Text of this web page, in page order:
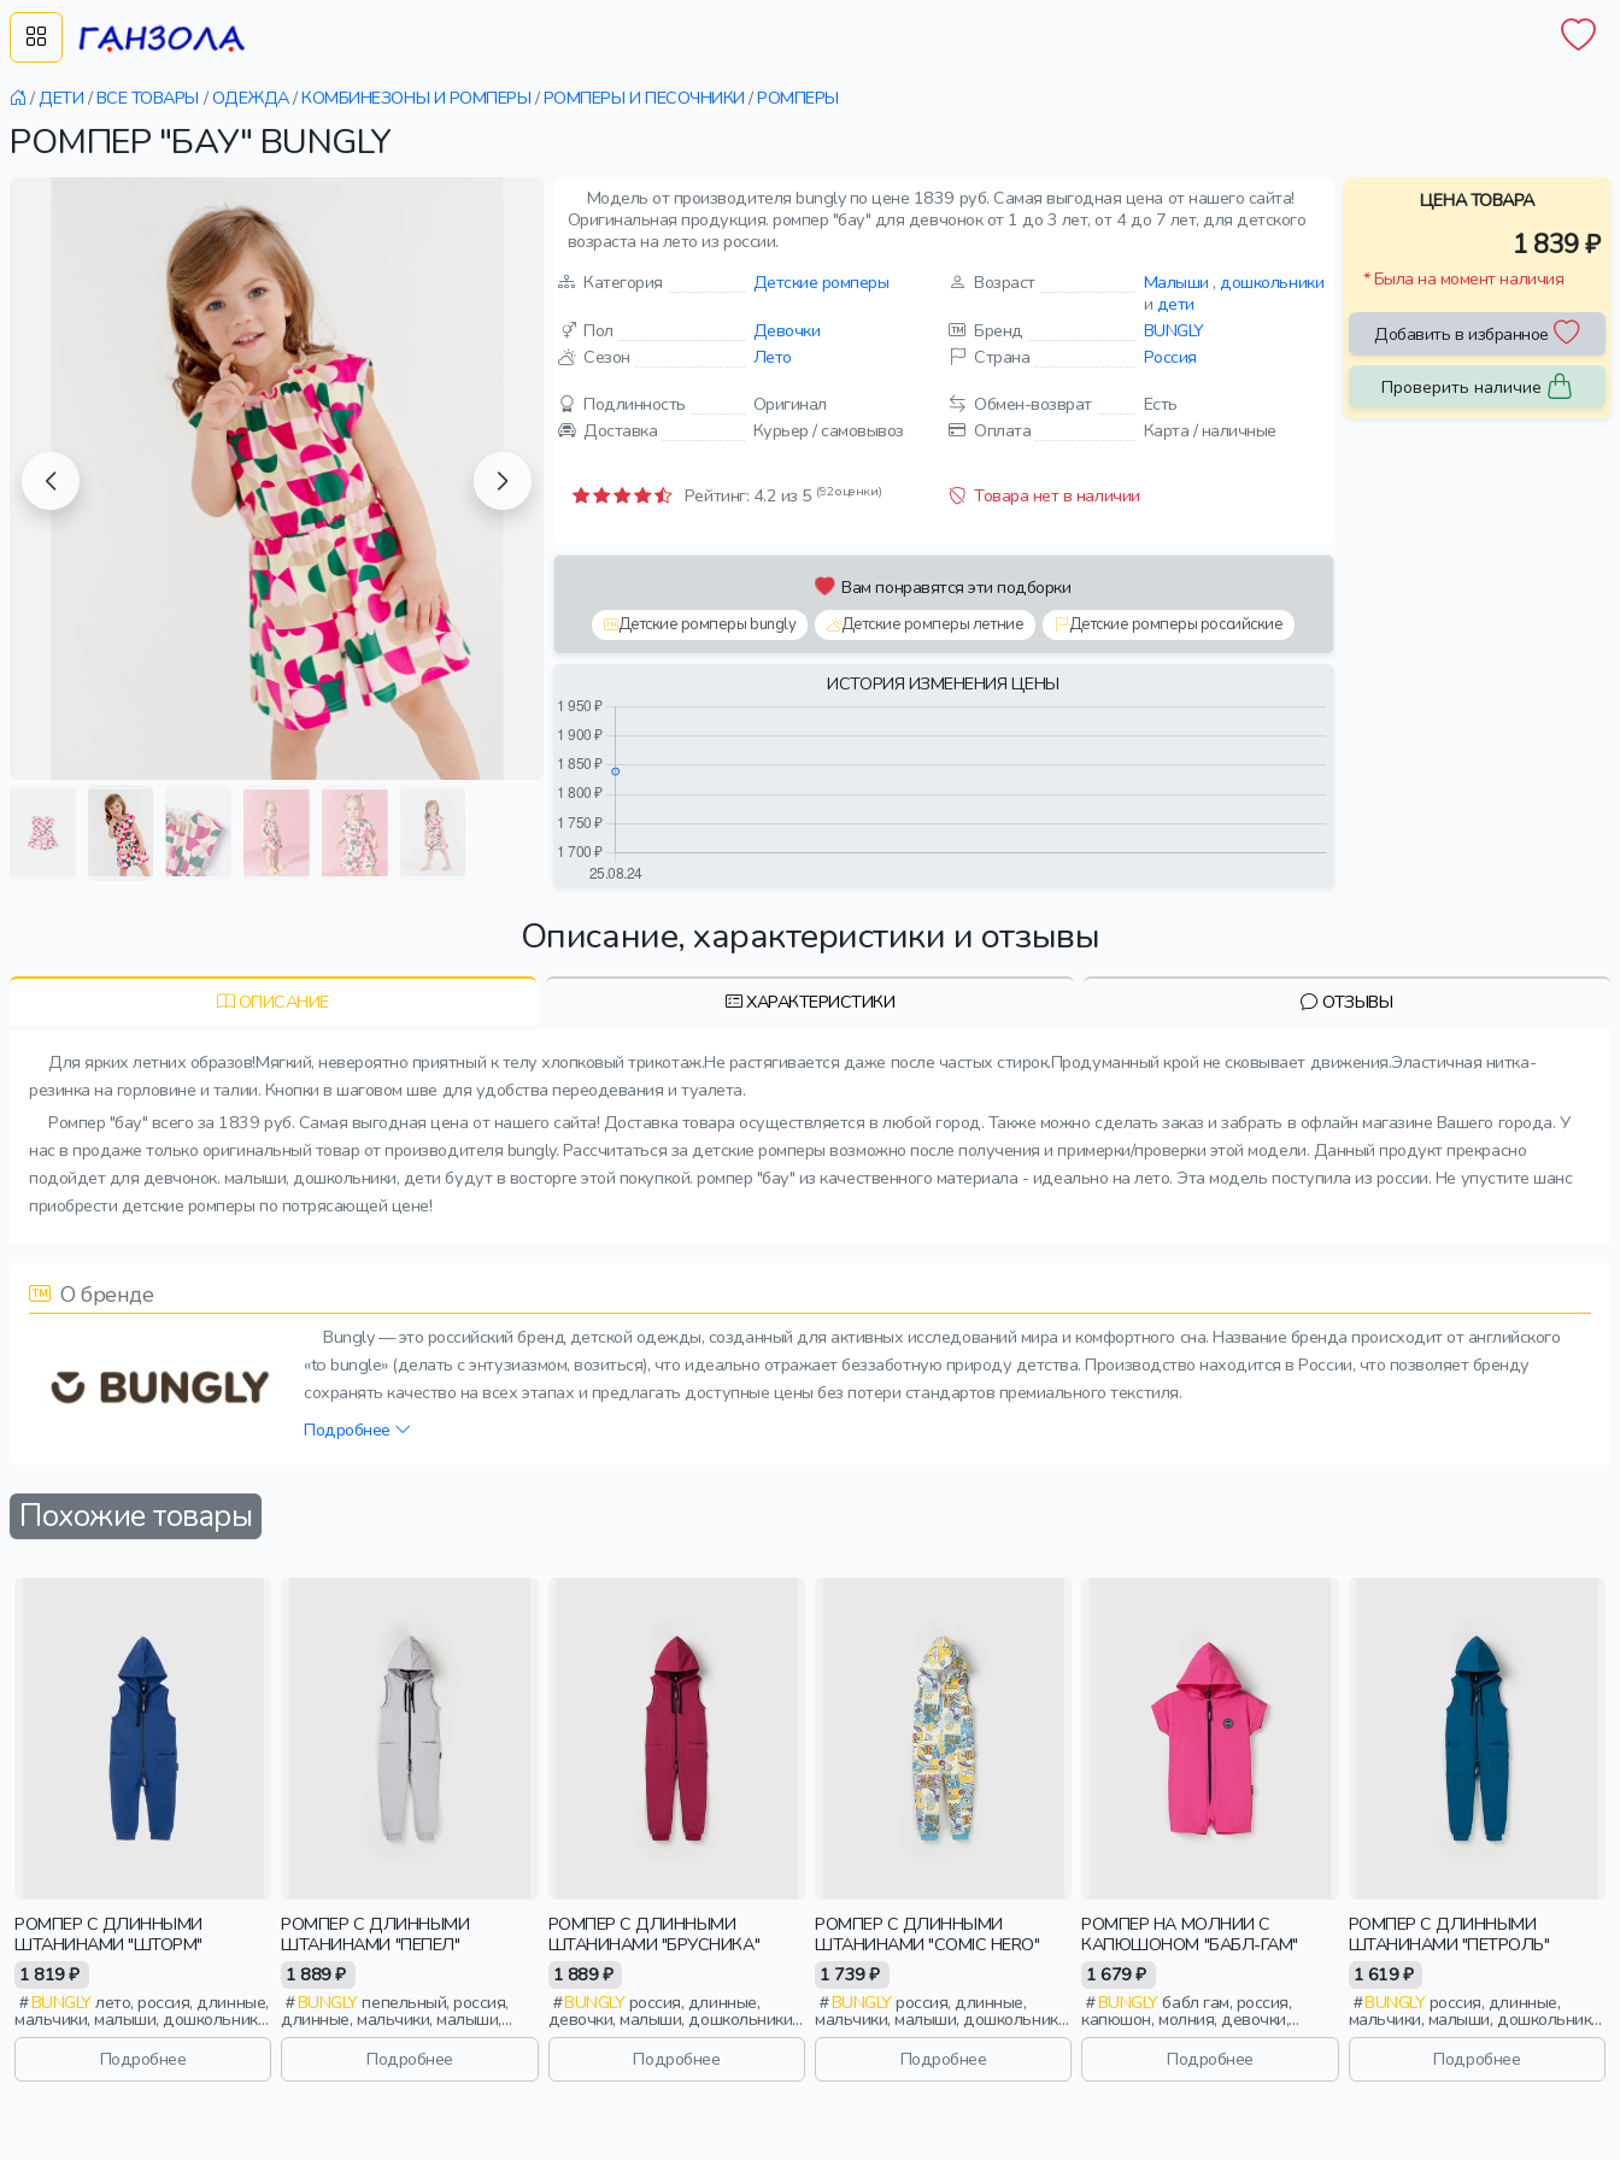
/ДЕТИ /ВСЕ ТОВАРЫ /ОДЕЖДА/КОМБИНЕЗОНЫ И РОМПЕРЫ /РОМПЕРЫ И ПЕСОЧНИКИ /РОМПЕРЫ
РОМПЕР "БАУ" BUNGLY
Модель от производителя bungly по цене 1839 руб. Самая выгодная цена от нашего сайта!
Оригинальная продукция. ромпер "бау" для девчонок от 1 до 3 лет, от 4 до 7 лет, для детского
возраста на лето из россии.
Категория
Детские ромперы Возраст Малыши ,дошкольники
и дети
Пол
Девочки Бренд
BUNGLY
Сезон
Лето Страна
Россия
Подлинность
Оригинал Обмен-возврат
Есть
Доставка
Курьер / самовывоз Оплата Карта / наличные
Рейтинг: 4.2 из 5 (92 оценки) Товара нет в наличии
Вам понравятся эти подборки
Детские ромперы bungly Детские ромперы летние Детские ромперы российские
ИСТОРИЯ ИЗМЕНЕНИЯ ЦЕНЫ
ЦЕНА ТОВАРА
1 839 ₽
* Была на момент наличия
Добавить в избранное
Проверить наличие
Описание, характеристики и отзывы
ОПИСАНИЕ ХАРАКТЕРИСТИКИ ОТЗЫВЫ
Для ярких летних образов!Мягкий, невероятно приятный к телу хлопковый трикотаж.Не растягивается даже после частых стирок.Продуманный крой не сковывает движения.Эластичная нитка-
резинка на горловине и талии. Кнопки в шаговом шве для удобства переодевания и туалета.
Ромпер "бау" всего за 1839 руб. Самая выгодная цена от нашего сайта! Доставка товара осуществляется в любой город. Также можно сделать заказ и забрать в офлайн магазине Вашего города. У
нас в продаже только оригинальный товар от производителя bungly. Рассчитаться за детские ромперы возможно после получения и примерки/проверки этой модели. Данный продукт прекрасно
подойдет для девчонок. малыши, дошкольники, дети будут в восторге этой покупкой. ромпер "бау" из качественного материала - идеально на лето. Эта модель поступила из россии. Не упустите шанс
приобрести детские ромперы по потрясающей цене!
О бренде
Bungly — это российский бренд детской одежды, созданный для активных исследований мира и комфортного сна. Название бренда происходит от английского
«to bungle» (делать с энтузиазмом, возиться), что идеально отражает беззаботную природу детства. Производство находится в России, что позволяет бренду
сохранять качество на всех этапах и предлагать доступные цены без потери стандартов премиального текстиля.
Подробнее
Похожие товары
РОМПЕР С ДЛИННЫМИ
ШТАНИНАМИ "ШТОРМ"
1 819 ₽
BUNGLYлето, россия, длинные,
мальчики, малыши, дошкольники,
дети
Подробнее
РОМПЕР С ДЛИННЫМИ
ШТАНИНАМИ "ПЕПЕЛ"
1 889 ₽
BUNGLYпепельный, россия,
длинные, мальчики, малыши,
дошкольники, дети
Подробнее
РОМПЕР С ДЛИННЫМИ
ШТАНИНАМИ "БРУСНИКА"
1 889 ₽
BUNGLYроссия, длинные,
девочки, малыши, дошкольники,
дети
Подробнее
РОМПЕР С ДЛИННЫМИ
ШТАНИНАМИ "COMIC HERO"
1 739 ₽
BUNGLYроссия, длинные,
мальчики, малыши, дошкольники,
дети
Подробнее
РОМПЕР НА МОЛНИИ С
КАПЮШОНОМ "БАБЛ-ГАМ"
1 679 ₽
BUNGLYбабл гам, россия,
капюшон, молния, девочки,
малыши, дошкольники, дети
Подробнее
РОМПЕР С ДЛИННЫМИ
ШТАНИНАМИ "ПЕТРОЛЬ"
1 619 ₽
BUNGLYроссия, длинные,
мальчики, малыши, дошкольники,
дети
Подробнее